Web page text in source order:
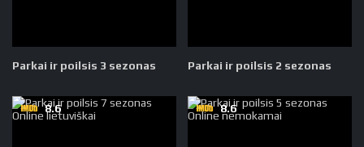
Parkai ir poilsis 3 sezonas Parkai ir poilsis 2 sezonas
8.6 8.6